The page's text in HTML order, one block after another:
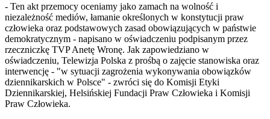
- Ten akt przemocy oceniamy jako zamach na wolność i
niezależność mediów, łamanie określonych w konstytucji praw
człowieka oraz podstawowych zasad obowiązujących w państwie
demokratycznym - napisano w oświadczeniu podpisanym przez
rzeczniczkę TVP Anetę Wronę. Jak zapowiedziano w
oświadczeniu, Telewizja Polska z prośbą o zajęcie stanowiska oraz
interwencję - "w sytuacji zagrożenia wykonywania obowiązków
dziennikarskich w Polsce" - zwróci się do Komisji Etyki
Dziennikarskiej, Helsińskiej Fundacji Praw Człowieka i Komisji
Praw Człowieka.